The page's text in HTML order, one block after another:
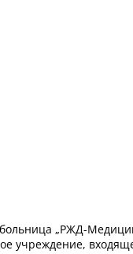
„РЖД-
учреждение,